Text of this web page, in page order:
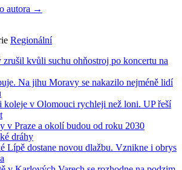
autora →
Regionální
zrušil kvůli suchu ohňostroj po koncertu na
Na jihu Moravy se nakazilo nejméně lidí
koleje v Olomouci rychleji než loni. UP řeší
v Praze a okolí budou od roku 2030
dráhy
Lípě dostane novou dlažbu. Vznikne i obrys